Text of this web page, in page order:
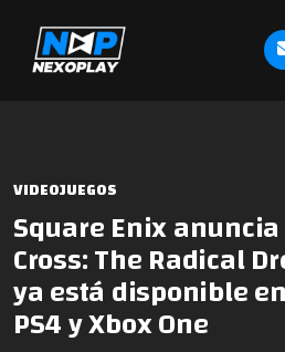
VIDEOJUEGOS
Square Enix
Cross: The Radical
ya está disponible
PS4 y Xbox One